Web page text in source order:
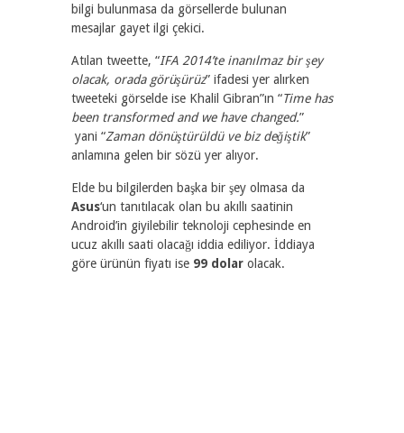
bilgi bulunmasa da görsellerde bulunan
mesajlar gayet ilgi çekici.
Atılan tweette, “IFA 2014’te inanılmaz bir şey
olacak, orada görüşürüz” ifadesi yer alırken
tweeteki görselde ise Khalil Gibran”ın “Time has
been transformed and we have changed.”
yani “Zaman dönüştürüldü ve biz değiştik”
anlamına gelen bir sözü yer alıyor.
Elde bu bilgilerden başka bir şey olmasa da
Asus‘un tanıtılacak olan bu akıllı saatinin
Android’in giyilebilir teknoloji cephesinde en
ucuz akıllı saati olacağı iddia ediliyor. İddiaya
göre ürünün fiyatı ise 99 dolar olacak.